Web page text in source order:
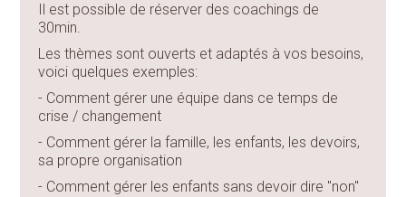
Il est possible de réserver des coachings de
30min.
Les thèmes sont ouverts et adaptés à vos besoins,
voici quelques exemples:
- Comment gérer une équipe dans ce temps de
crise / changement
- Comment gérer la famille, les enfants, les devoirs,
sa propre organisation
- Comment gérer les enfants sans devoir dire "non"